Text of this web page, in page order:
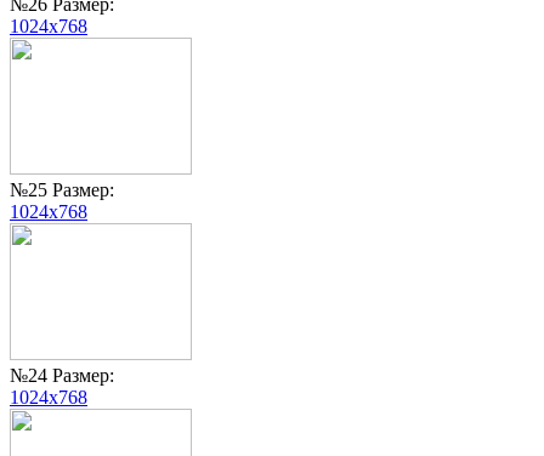
№26 Размер:
1024x768
№25 Размер:
1024x768
№24 Размер:
1024x768